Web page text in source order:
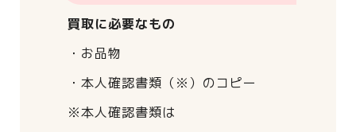
買取に必要なもの
・お品物
・本人確認書類（※）のコピー
※本人確認書類は